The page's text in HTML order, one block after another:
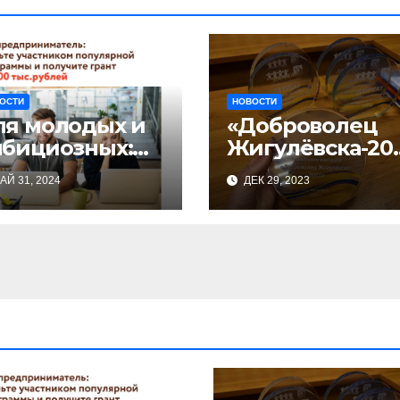
молодых и
прием
на
в
31, 2024
НОВОСТИ
«Доброволец
Жигулёвска-
3»ДЕК 29, 2023